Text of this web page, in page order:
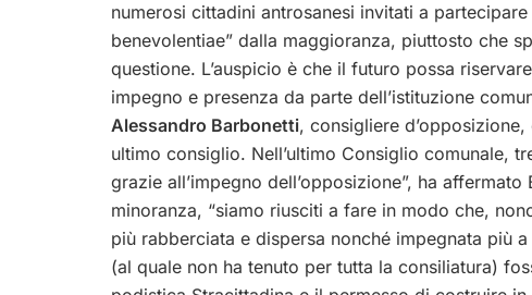
numerosi cittadini antrosanesi invitati a
benevolentiae” dalla maggioranza, piuttosto che
questione. L’auspicio è che il futuro possa
impegno e presenza da parte dell’istituzione
Alessandro Barbonetti, consigliere
ultimo consiglio. Nell’ultimo Consiglio comunale,
grazie all’impegno dell’opposizione”, ha
minoranza, “siamo riusciti a fare in modo che,
più rabberciata e dispersa nonché impegnata più
(al quale non ha tenuto per tutta la consiliatura)